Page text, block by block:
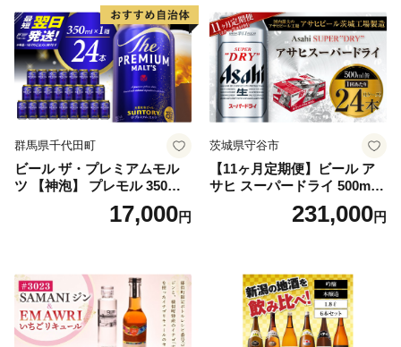
群馬県千代田町
ビール ザ・プレミアムモル
ツ 【神泡】 プレモル 350ml
× 24本 サントリー〈天然水の
ビール工場〉群馬※沖縄・離
17,000円
茨城県守谷市
【11ヶ月定期便】ビール ア
サヒ スーパードライ 500ml 2
4本 1ケース×11ヶ月 | アサヒ
ビール 究極の辛口 酒 お酒 ア
uper dry 11回 缶ビール 缶 ギ
フト 内祝い 茨城県守谷市 送
料無料
231,000円